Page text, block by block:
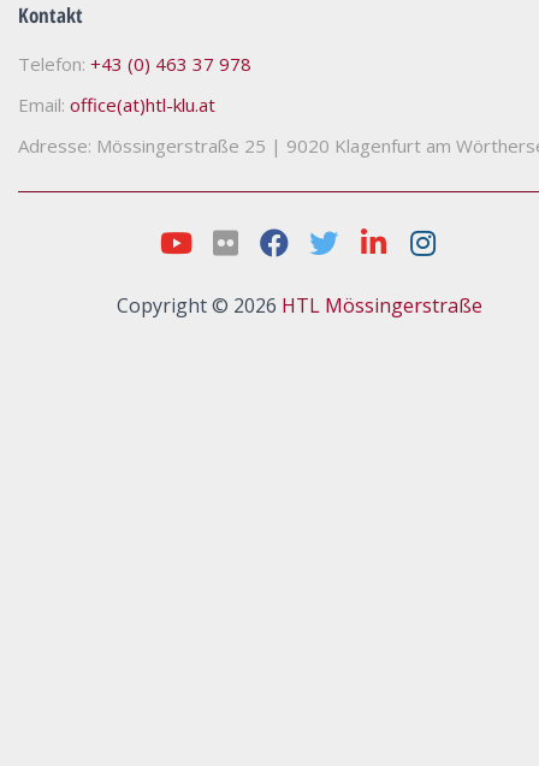
Kontakt
Telefon: +43 (0) 463 37 978
Email: office(at)htl-klu.at
Adresse: Mössingerstraße 25 | 9020 Klagenfurt am
Copyright © 2026 HTL Mössingerstraße